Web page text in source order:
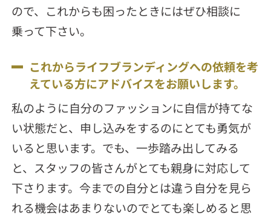
ので、これからも困ったときにはぜひ相談に
乗って下さい。
これからライフブランディングへの依頼を考
えている方にアドバイスをお願いします。
私のように自分のファッションに自信が持てな
い状態だと、申し込みをするのにとても勇気が
いると思います。でも、一歩踏み出してみる
と、スタッフの皆さんがとても親身に対応して
下さります。今までの自分とは違う自分を見ら
れる機会はあまりないのでとても楽しめると思